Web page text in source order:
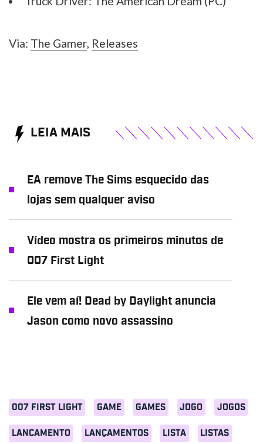
Via: The Gamer, Releases
007 FIRST LIGHT GAME GAMES JOGO JOGOS
LANCAMENTO LANÇAMENTOS LISTA LISTAS
LEIA MAIS
EA remove The Sims esquecido das
lojas sem qualquer aviso
Vídeo mostra os primeiros minutos de
007 First Light
Ele vem aí! Dead by Daylight anuncia
Jason como novo assassino